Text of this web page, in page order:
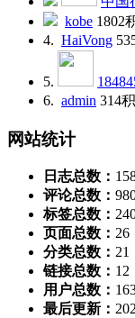
kobe 1802
4. HaiVong
5.
6. admin 314
网站统计
日志总数：
评论总数：
标签总数：
页面总数： 26
分类总数： 21
链接总数： 12
用户总数：
最后更新：